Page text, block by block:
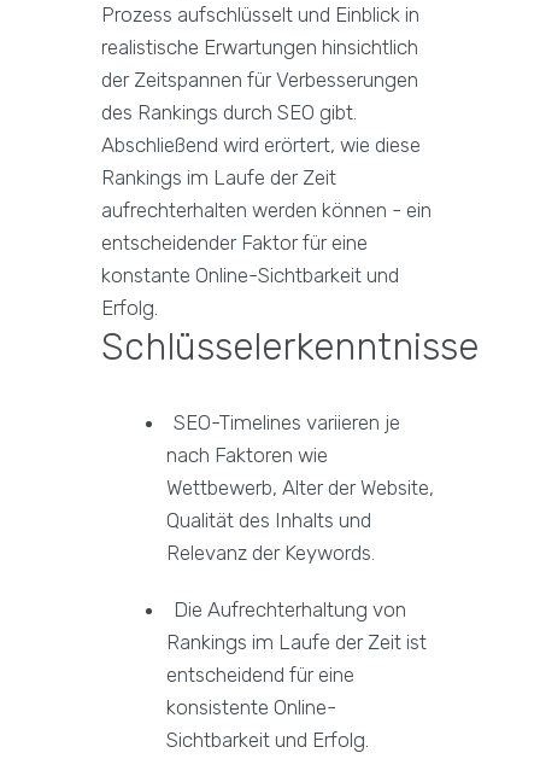
Prozess aufschlüsselt und Einblick in
realistische Erwartungen hinsichtlich
der Zeitspannen für Verbesserungen
des Rankings durch SEO gibt.
Abschließend wird erörtert, wie diese
Rankings im Laufe der Zeit
aufrechterhalten werden können - ein
entscheidender Faktor für eine
konstante Online-Sichtbarkeit und
Erfolg.
Schlüsselerkenntnisse
SEO-Timelines variieren je
nach Faktoren wie
Wettbewerb, Alter der Website,
Qualität des Inhalts und
Relevanz der Keywords.
Die Aufrechterhaltung von
Rankings im Laufe der Zeit ist
entscheidend für eine
konsistente Online-
Sichtbarkeit und Erfolg.